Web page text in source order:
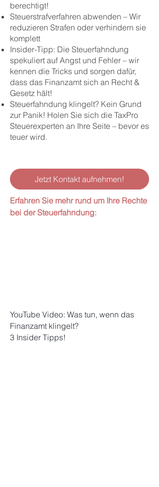
berechtigt!
Steuerstrafverfahren abwenden – Wir
reduzieren Strafen oder verhindern sie
komplett
Insider-Tipp: Die Steuerfahndung
spekuliert auf Angst und Fehler – wir
kennen die Tricks und sorgen dafür,
dass das Finanzamt sich an Recht &
Gesetz hält!
Steuerfahndung klingelt? Kein Grund
zur Panik! Holen Sie sich die TaxPro
Steuerexperten an Ihre Seite – bevor es
teuer wird.
Jetzt Kontakt aufnehmen!
Erfahren Sie mehr rund um Ihre Rechte
bei der Steuerfahndung:
YouTube Video: Was tun, wenn das
Finanzamt klingelt?
3 Insider Tipps!